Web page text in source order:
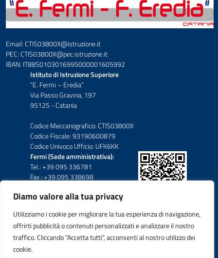
Diamo valore alla tua privacy
Utilizziamo i cookie per migliorare la tua esperienza di navigazione,
offrirti pubblicità o contenuti personalizzati e analizzare il nostro
traffico. Cliccando “Accetta tutti”, acconsenti al nostro utilizzo dei
cookie.
Email: CTIS03800X@istruzione.it
PEC: CTIS03800X@pec.istruzione.it
IBAN: IT88S0103016995000001605992
Istituto di Istruzione Superiore
“E. Fermi – Eredia”
Via Passo Gravina, 197
95125 - Catania
Codice Meccanografico: CTIS03800X
Codice Fiscale: 93190600879
Codice Univoco Ufficio: UFK6KK
Fermi (Sede amministrativa):
Tel.: +39 095 336781
Fax : +39 095 338698
Eredia-Deodato:
Tel.: +39 095 6136206
Fax : +39 095 330503